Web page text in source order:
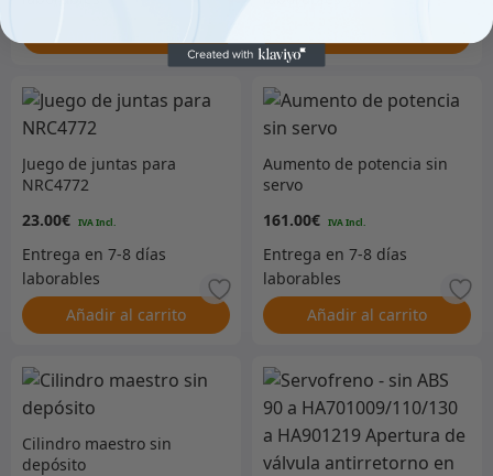
Juego de juntas para
NRC4772
23.00€
Añadir al carrito
Aumento de potencia sin
servo
161.00€
Añadir al carrito
Cilindro maestro sin
depósito